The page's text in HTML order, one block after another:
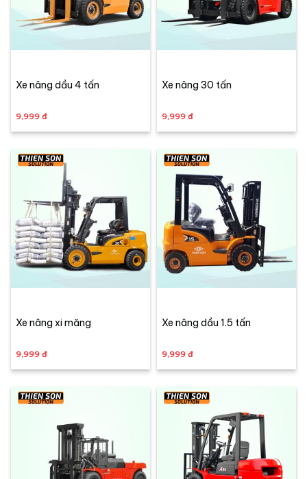
Xe nâng dầu 4 tấn
9,999 đ
Xe nâng 30 tấn
9,999 đ
Xe nâng xi măng
9,999 đ
Xe nâng dầu 1.5 tấn
9,999 đ